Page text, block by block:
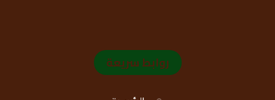
روابط سريعة